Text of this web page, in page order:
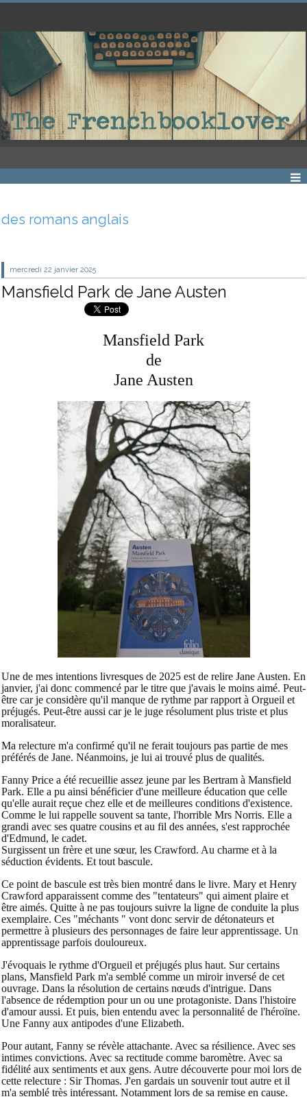
des romans anglais
mercredi 22 janvier 2025
Mansfield Park de Jane Austen
Mansfield Park
de
Jane Austen
Une de mes intentions livresques de 2025 est de relire Jane Austen. En
janvier, j'ai donc commencé par le titre que j'avais le moins aimé. Peut-
être car je considère qu'il manque de rythme par rapport à Orgueil et
préjugés. Peut-être aussi car je le juge résolument plus triste et plus
moralisateur.
Ma relecture m'a confirmé qu'il ne ferait toujours pas partie de mes
préférés de Jane. Néanmoins, je lui ai trouvé plus de qualités.
Fanny Price a été recueillie assez jeune par les Bertram à Mansfield
Park. Elle a pu ainsi bénéficier d'une meilleure éducation que celle
qu'elle aurait reçue chez elle et de meilleures conditions d'existence.
Comme le lui rappelle souvent sa tante, l'horrible Mrs Norris. Elle a
grandi avec ses quatre cousins et au fil des années, s'est rapprochée
d'Edmund, le cadet.
Surgissent un frère et une sœur, les Crawford. Au charme et à la
séduction évidents. Et tout bascule.
Ce point de bascule est très bien montré dans le livre. Mary et Henry
Crawford apparaissent comme des "tentateurs" qui aiment plaire et
être aimés. Quitte à ne pas toujours suivre la ligne de conduite la plus
exemplaire. Ces "méchants " vont donc servir de détonateurs et
permettre à plusieurs des personnages de faire leur apprentissage. Un
apprentissage parfois douloureux.
J'évoquais le rythme d'Orgueil et préjugés plus haut. Sur certains
plans, Mansfield Park m'a semblé comme un miroir inversé de cet
ouvrage. Dans la résolution de certains nœuds d'intrigue. Dans
l'absence de rédemption pour un ou une protagoniste. Dans l'histoire
d'amour aussi. Et puis, bien entendu avec la personnalité de l'héroïne.
Une Fanny aux antipodes d'une Elizabeth.
Pour autant, Fanny se révèle attachante. Avec sa résilience. Avec ses
intimes convictions. Avec sa rectitude comme baromètre. Avec sa
fidélité aux sentiments et aux gens. Autre découverte pour moi lors de
cette relecture : Sir Thomas. J'en gardais un souvenir tout autre et il
m'a semblé très intéressant. Notamment lors de sa remise en cause.